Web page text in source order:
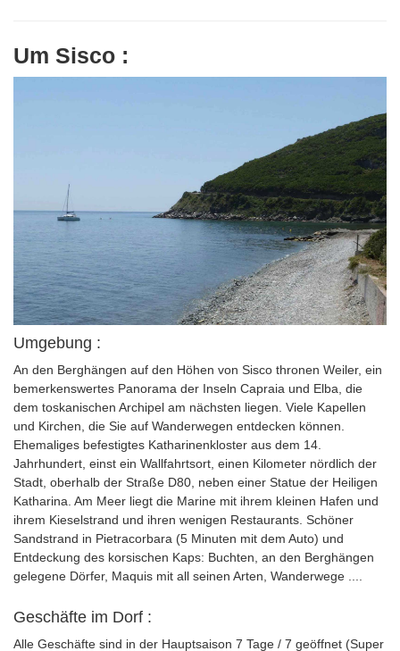
Um Sisco :
Umgebung :
An den Berghängen auf den Höhen von Sisco thronen Weiler, ein
bemerkenswertes Panorama der Inseln Capraia und Elba, die
dem toskanischen Archipel am nächsten liegen. Viele Kapellen
und Kirchen, die Sie auf Wanderwegen entdecken können.
Ehemaliges befestigtes Katharinenkloster aus dem 14.
Jahrhundert, einst ein Wallfahrtsort, einen Kilometer nördlich der
Stadt, oberhalb der Straße D80, neben einer Statue der Heiligen
Katharina. Am Meer liegt die Marine mit ihrem kleinen Hafen und
ihrem Kieselstrand und ihren wenigen Restaurants. Schöner
Sandstrand in Pietracorbara (5 Minuten mit dem Auto) und
Entdeckung des korsischen Kaps: Buchten, an den Berghängen
gelegene Dörfer, Maquis mit all seinen Arten, Wanderwege ....
Geschäfte im Dorf :
Alle Geschäfte sind in der Hauptsaison 7 Tage / 7 geöffnet (Super